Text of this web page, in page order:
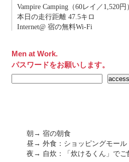
Vampire Camping（60レイ／1,520円
本日の走行距離 47.5キロ
Internet@ 宿の無料Wi-Fi
Men at Work.
パスワードをお願いします。
朝→ 宿の朝食
昼→ 外食：ショッピングモール
夜→ 自炊：「炊けるくん」でご